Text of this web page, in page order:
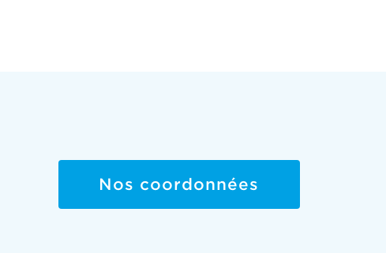
Nos coordonnées